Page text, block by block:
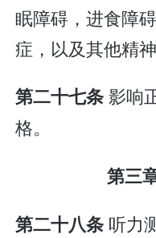
眠障碍，进食障
症，以及其他精
第二十七条影响
格。
第三
第二十八条 听力